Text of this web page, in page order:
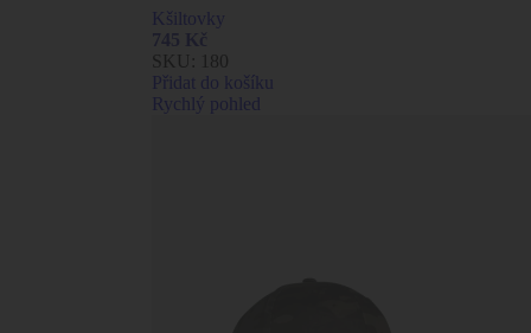
Kšiltovky
SKU:
180
Přidat do košíku
Rychlý pohled